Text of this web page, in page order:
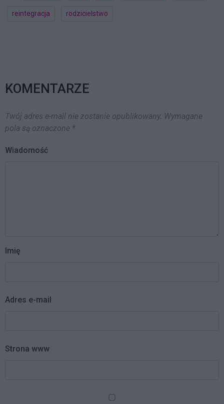
reintegracja rodzicielstwo
KOMENTARZE
Twój adres e-mail nie zostanie opublikowany. Wymagane
pola są oznaczone *
Wiadomość
Imię
Adres e-mail
Strona www